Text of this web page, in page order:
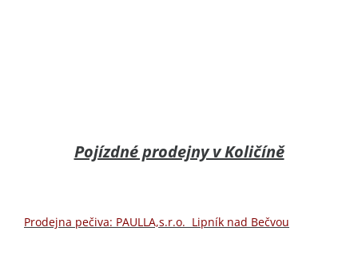
Pojízdné prodejny v Količíně
Prodejna pečiva: PAULLA,s.r.o. Lipník nad Bečvou